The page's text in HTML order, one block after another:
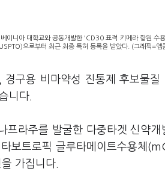
베이니아 대학교와 공동개발한 'CD30 표적 키메라 항원 수
으로부터 최근 최종 특허 등록을 받았다. (그래픽=앱
경구용 비마약성 진통제 후보물
니다.
라주를 발굴한 다중타겟 신약개
보트로픽 글루타메이트수용체
가집니다.